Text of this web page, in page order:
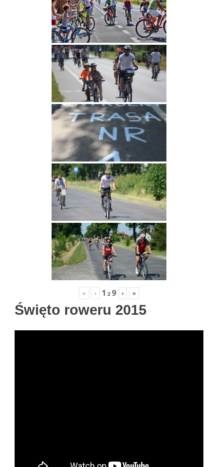
« ‹ 1 z9 › »
Święto roweru 2015